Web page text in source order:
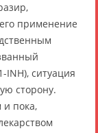
применение
INH), ситуация
сторону.
и пока,